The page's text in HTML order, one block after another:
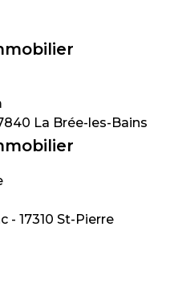
La Brée-les-Bains
- 17310 St-Pierre